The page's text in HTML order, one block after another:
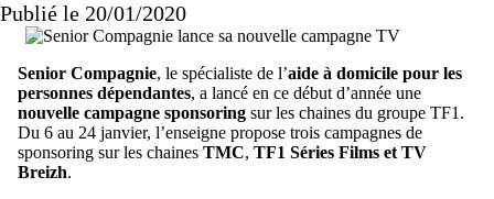
Publié le 20/01/2020
Senior Compagnie, le spécialiste de l’aide à domicile pour les
personnes dépendantes, a lancé en ce début d’année une
nouvelle campagne sponsoring sur les chaines du groupe TF1.
Du 6 au 24 janvier, l’enseigne propose trois campagnes de
sponsoring sur les chaines TMC, TF1 Séries Films et TV
Breizh.